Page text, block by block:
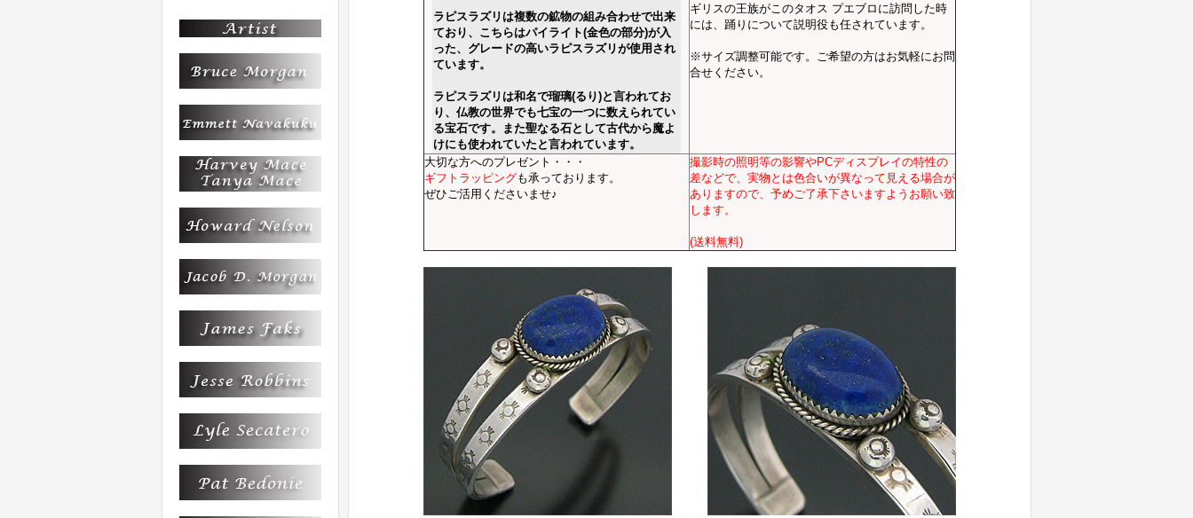
ラピスラズリは複数の鉱物の組み合わせで出来
ており、こちらはパイライト(金色の部分)が入
った、グレードの高いラピスラズリが使用され
ています。
ラピスラズリは和名で瑠璃(るり)と言われてお
り、仏教の世界でも七宝の一つに数えられてい
る宝石です。また聖なる石として古代から魔よ
けにも使われていたと言われています。
ギリスの王族がこのタオス プエブロに訪問した時
には、踊りについて説明役も任されています。
※サイズ調整可能です。ご希望の方はお気軽にお問
合せください。
大切な方へのプレゼント・・・
ギフトラッピングも承っております。
ぜひご活用くださいませ♪
撮影時の照明等の影響やPCディスプレイの特性の
差などで、実物とは色合いが異なって見える場合が
ありますので、予めご了承下さいますようお願い致
します。
(送料無料)